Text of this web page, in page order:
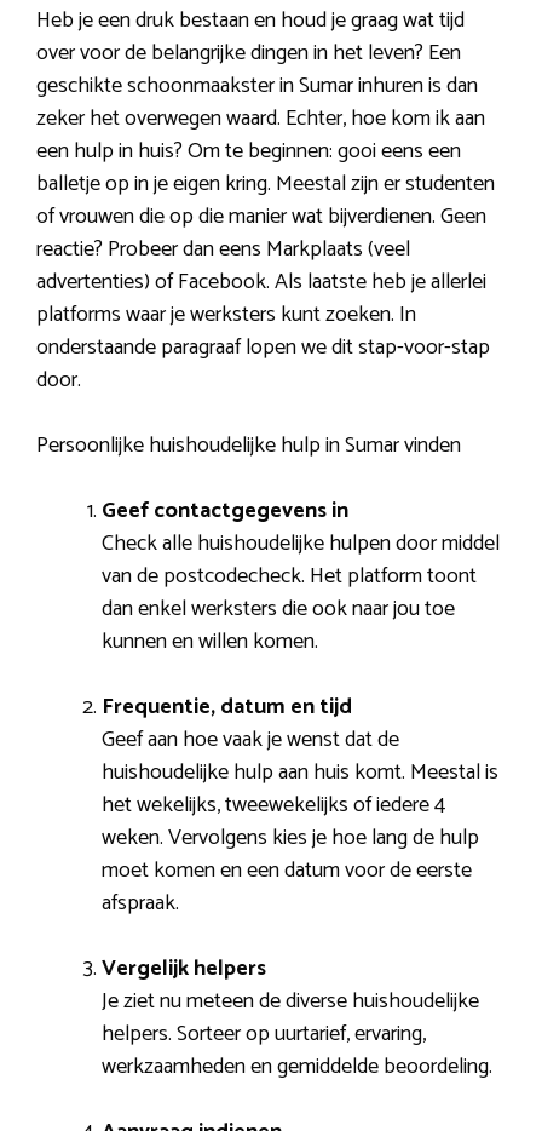
Heb je een druk bestaan en houd je graag wat tijd
over voor de belangrijke dingen in het leven? Een
geschikte schoonmaakster in Sumar inhuren is dan
zeker het overwegen waard. Echter, hoe kom ik aan
een hulp in huis? Om te beginnen: gooi eens een
balletje op in je eigen kring. Meestal zijn er studenten
of vrouwen die op die manier wat bijverdienen. Geen
reactie? Probeer dan eens Markplaats (veel
advertenties) of Facebook. Als laatste heb je allerlei
platforms waar je werksters kunt zoeken. In
onderstaande paragraaf lopen we dit stap-voor-stap
door.
Persoonlijke huishoudelijke hulp in Sumar vinden
Geef contactgegevens in
Check alle huishoudelijke hulpen door middel
van de postcodecheck. Het platform toont
dan enkel werksters die ook naar jou toe
kunnen en willen komen.
Frequentie, datum en tijd
Geef aan hoe vaak je wenst dat de
huishoudelijke hulp aan huis komt. Meestal is
het wekelijks, tweewekelijks of iedere 4
weken. Vervolgens kies je hoe lang de hulp
moet komen en een datum voor de eerste
afspraak.
Vergelijk helpers
Je ziet nu meteen de diverse huishoudelijke
helpers. Sorteer op uurtarief, ervaring,
werkzaamheden en gemiddelde beoordeling.